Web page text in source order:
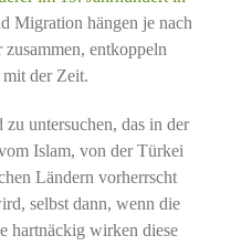
Migration hängen je nach
zusammen, entkoppeln
der Zeit.
untersuchen, das in der
Islam, von der Türkei
Ländern vorherrscht
selbst dann, wenn die
hartnäckig wirken diese